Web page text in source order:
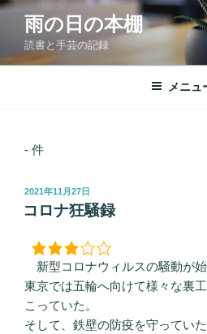
コ
ン
へ
雨の日の本棚
読書と手芸の記録
メニュ
- 件
投
稿
日:
2021年11月27日
コロナ狂騒録
新型コロナウィルスの騒動が始
東京では五輪へ向けて様々な裏
こっていた。
そして、鉄壁の防疫を守ってい